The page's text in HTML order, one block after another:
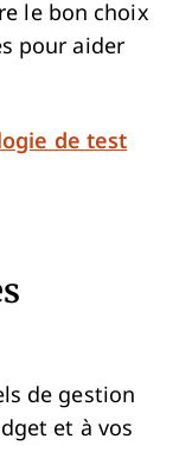
le bon choix
pour aider
de test
de gestion
et à vos